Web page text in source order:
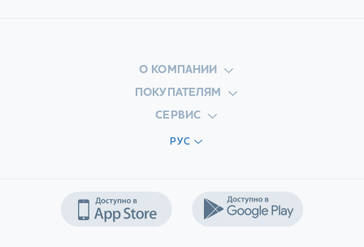
О КОМПАНИИ
ПОКУПАТЕЛЯМ
СЕРВИС
РУС